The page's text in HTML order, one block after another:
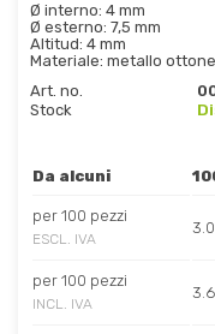
Ø interno: 4 mm
Ø esterno: 7,5 mm
Altitud: 4 mm
Materiale: metallo ottone
Art. no.
Stock
Da alcuni
per 100 pezzi
ESCL. IVA
per 100 pezzi
INCL. IVA